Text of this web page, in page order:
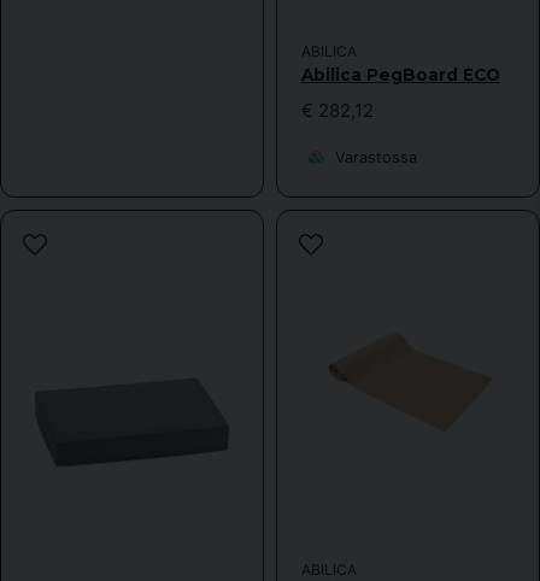
ABILICA
Abilica PegBoard ECO
€ 282,12
Varastossa
ABILICA